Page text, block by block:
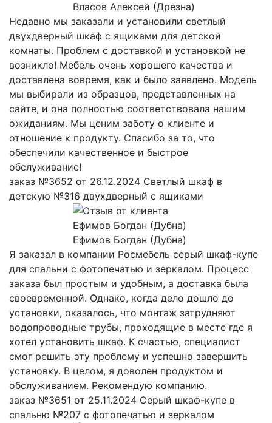
Власов Алексей (Дрезна)
Недавно мы заказали и установили светлый
двухдверный шкаф с ящиками для детской
комнаты. Проблем с доставкой и установкой не
возникло! Мебель очень хорошего качества и
доставлена вовремя, как и было заявлено. Модель
мы выбирали из образцов, представленных на
сайте, и она полностью соответствовала нашим
ожиданиям. Мы ценим заботу о клиенте и
отношение к продукту. Спасибо за то, что
обеспечили качественное и быстрое
обслуживание!
заказ №3652 от 26.12.2024 Светлый шкаф в
детскую №316 двухдверный с ящиками
Ефимов Богдан (Дубна)
Я заказал в компании Росмебель серый шкаф-купе
для спальни с фотопечатью и зеркалом. Процесс
заказа был простым и удобным, а доставка была
своевременной. Однако, когда дело дошло до
установки, оказалось, что монтаж затрудняют
водопроводные трубы, проходящие в месте где я
хотел установить шкаф. К счастью, специалист
смог решить эту проблему и успешно завершить
установку. В целом, я доволен продуктом и
обслуживанием. Рекомендую компанию.
заказ №3651 от 25.11.2024 Серый шкаф-купе в
спальню №207 с фотопечатью и зеркалом